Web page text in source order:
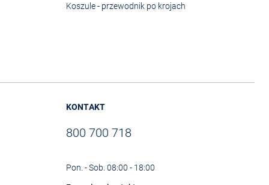
Koszule - przewodnik po krojach
KONTAKT
800 700 718
Pon. - Sob. 08:00 - 18:00